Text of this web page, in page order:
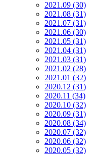
2021.09 (30)
2021.08 (31)
2021.07 (31)
2021.06 (30)
2021.05 (31)
2021.04 (31)
2021.03 (31)
2021.02 (28)
2021.01 (32)
2020.12 (31)
2020.11 (34)
2020.10 (32)
2020.09 (31)
2020.08 (34)
2020.07 (32)
2020.06 (32)
2020.05 (32)